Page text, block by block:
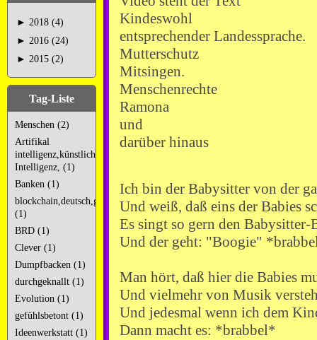
► 2018 (4)
► 2016 (24)
► 2015 (2)
Tag-Liste
Menschen (2)
Artifikal
intelligenz,künstliche
Intelligenz, (1)
Banken (1)
blockchain,deutsch,googlekacke,googleschrott,
(1)
BRD (1)
Clever (1)
Dumpfbacken (1)
durchgeknallt (1)
Evolution (1)
gefühlsbetont (1)
Ideenwerkstatt (1)
entsprechender Landessprache.
Mutterschutz
Mitsingen.
Menschenrechte
Ramona
und
darüber hinaus
Ich bin der Babysitter von der
Und weiß, daß eins der Babies
Es singt so gern den
Und der geht: "Boogie"
Man hört, daß hier die
Und vielmehr von Musik
Und jedesmal wenn ich dem
Dann macht es: *brabbel*